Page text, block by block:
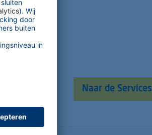
u
Naar de Services